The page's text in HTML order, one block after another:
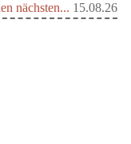
nächsten... 15.08.26